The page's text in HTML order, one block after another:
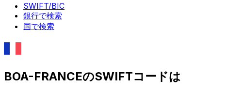
SWIFT/BIC
銀行で検索
国で検索
BOA-FRANCEのSWIFTコードは